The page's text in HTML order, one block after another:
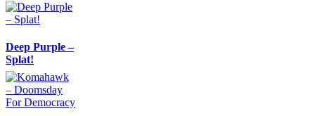
Deep Purple –
Splat!